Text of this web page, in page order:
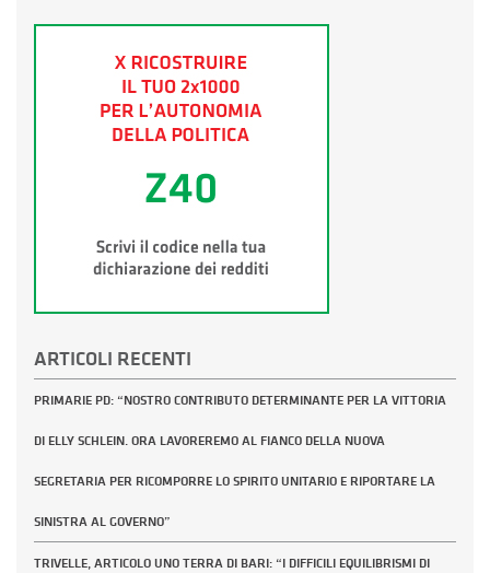
ARTICOLI RECENTI
PRIMARIE PD: “NOSTRO CONTRIBUTO DETERMINANTE PER LA VITTORIA
DI ELLY SCHLEIN. ORA LAVOREREMO AL FIANCO DELLA NUOVA
SEGRETARIA PER RICOMPORRE LO SPIRITO UNITARIO E RIPORTARE LA
SINISTRA AL GOVERNO”
TRIVELLE, ARTICOLO UNO TERRA DI BARI: “I DIFFICILI EQUILIBRISMI DI